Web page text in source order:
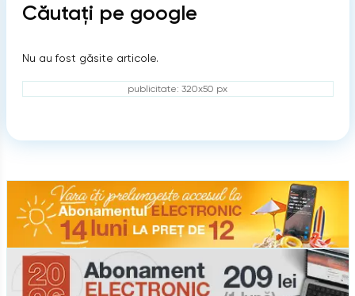
Căutați pe google
Nu au fost găsite articole.
publicitate: 320x50 px